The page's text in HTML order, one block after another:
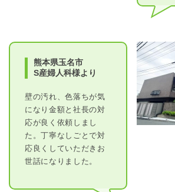
熊本県玉名市
S産婦人科様より
壁の汚れ、色落ちが気
になり金額と社長の対
応が良く依頼しまし
た。丁寧なしごとで対
応良くしていただきお
世話になりました。